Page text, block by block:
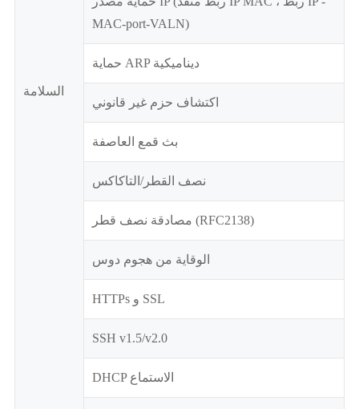
السلامة
MAC-port-VALN)
حماية ARP ديناميكية
اكتشاف حزم غير قانوني
بث قمع العاصفة
نصف القطر/التاكاكس
مصادقة نصف قطر (RFC2138)
الوقاية من هجوم دوس
HTTPs و SSL
SSH v1.5/v2.0
DHCP الاستماع